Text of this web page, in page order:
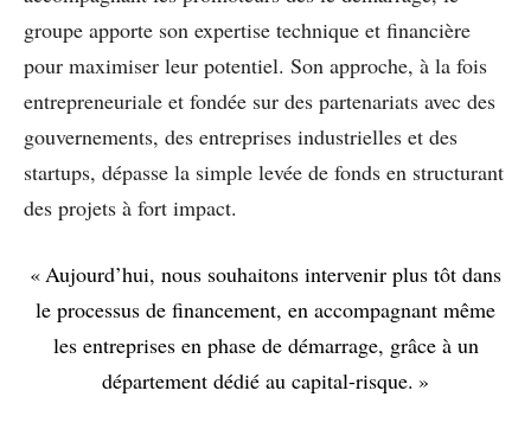
groupe apporte son expertise technique et financière
pour maximiser leur potentiel. Son approche, à la fois
entrepreneuriale et fondée sur des partenariats avec des
gouvernements, des entreprises industrielles et des
startups, dépasse la simple levée de fonds en structurant
des projets à fort impact.
« Aujourd’hui, nous souhaitons intervenir plus tôt dans
le processus de financement, en accompagnant même
les entreprises en phase de démarrage, grâce à un
département dédié au capital-risque. »